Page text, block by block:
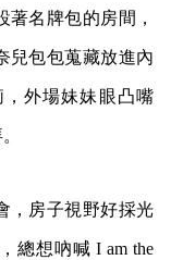
名牌包的房間，
兒包包蒐藏放進內
外場妹妹眼凸嘴
，房子視野好採光
總想吶喊 I am the